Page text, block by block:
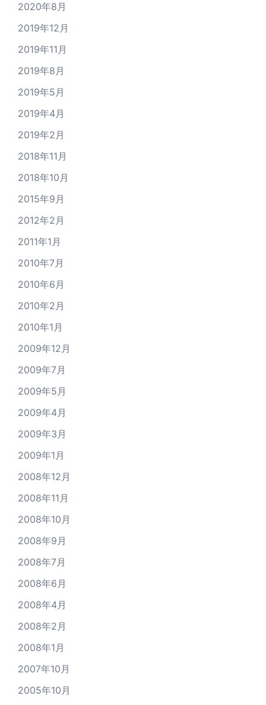
2020年8月
2019年12月
2019年11月
2019年8月
2019年5月
2019年4月
2019年2月
2018年11月
2018年10月
2015年9月
2012年2月
2011年1月
2010年7月
2010年6月
2010年2月
2010年1月
2009年12月
2009年7月
2009年5月
2009年4月
2009年3月
2009年1月
2008年12月
2008年11月
2008年10月
2008年9月
2008年7月
2008年6月
2008年4月
2008年2月
2008年1月
2007年10月
2005年10月